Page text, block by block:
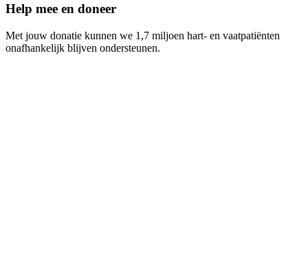
Help mee en doneer
Met jouw donatie kunnen we 1,7 miljoen hart- en vaatpatiënten
onafhankelijk blijven ondersteunen.